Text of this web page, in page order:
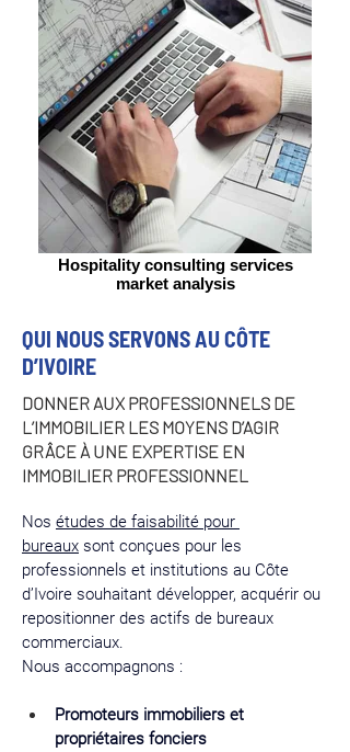
Hospitality consulting services
market analysis
QUI NOUS SERVONS AU CÔTE
D’IVOIRE
DONNER AUX PROFESSIONNELS DE
L’IMMOBILIER LES MOYENS D’AGIR
GRÂCE À UNE EXPERTISE EN
IMMOBILIER PROFESSIONNEL
Nos études de faisabilité pour
bureaux sont conçues pour les
professionnels et institutions au Côte
d’Ivoire souhaitant développer, acquérir ou
repositionner des actifs de bureaux
commerciaux.
Nous accompagnons :
Promoteurs immobiliers et
propriétaires fonciers